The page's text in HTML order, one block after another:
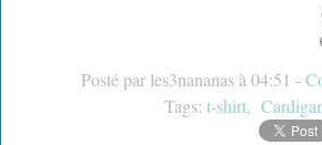
Posté par les3nananas à 04:51 -
Tags: t-shirt,